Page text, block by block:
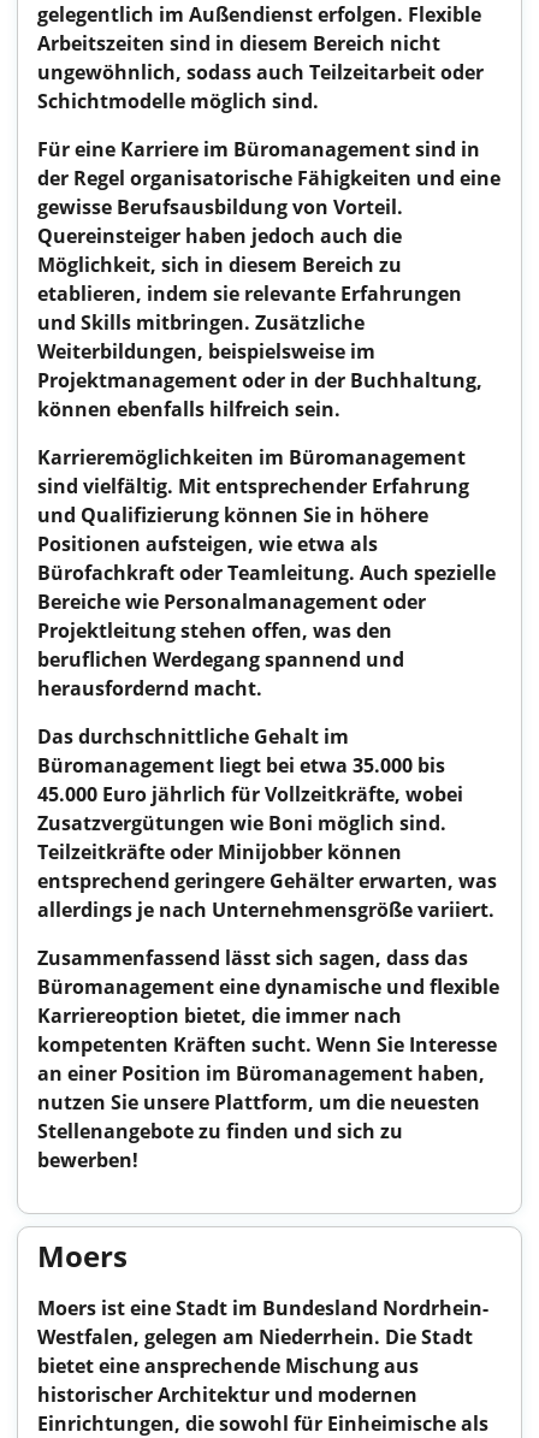
gelegentlich im Außendienst erfolgen. Flexible
Arbeitszeiten sind in diesem Bereich nicht
ungewöhnlich, sodass auch Teilzeitarbeit oder
Schichtmodelle möglich sind.
Für eine Karriere im Büromanagement sind in
der Regel organisatorische Fähigkeiten und eine
gewisse Berufsausbildung von Vorteil.
Quereinsteiger haben jedoch auch die
Möglichkeit, sich in diesem Bereich zu
etablieren, indem sie relevante Erfahrungen
und Skills mitbringen. Zusätzliche
Weiterbildungen, beispielsweise im
Projektmanagement oder in der Buchhaltung,
können ebenfalls hilfreich sein.
Karrieremöglichkeiten im Büromanagement
sind vielfältig. Mit entsprechender Erfahrung
und Qualifizierung können Sie in höhere
Positionen aufsteigen, wie etwa als
Bürofachkraft oder Teamleitung. Auch spezielle
Bereiche wie Personalmanagement oder
Projektleitung stehen offen, was den
beruflichen Werdegang spannend und
herausfordernd macht.
Das durchschnittliche Gehalt im
Büromanagement liegt bei etwa 35.000 bis
45.000 Euro jährlich für Vollzeitkräfte, wobei
Zusatzvergütungen wie Boni möglich sind.
Teilzeitkräfte oder Minijobber können
entsprechend geringere Gehälter erwarten, was
allerdings je nach Unternehmensgröße variiert.
Zusammenfassend lässt sich sagen, dass das
Büromanagement eine dynamische und flexible
Karriereoption bietet, die immer nach
kompetenten Kräften sucht. Wenn Sie Interesse
an einer Position im Büromanagement haben,
nutzen Sie unsere Plattform, um die neuesten
Stellenangebote zu finden und sich zu
bewerben!
Moers
Moers ist eine Stadt im Bundesland Nordrhein-
Westfalen, gelegen am Niederrhein. Die Stadt
bietet eine ansprechende Mischung aus
historischer Architektur und modernen
Einrichtungen, die sowohl für Einheimische als